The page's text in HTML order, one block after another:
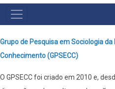
NAVEGAÇÃO
PRINCIPAL
Grupo de Pesquisa em Sociologia da
Conhecimento (GPSECC)
O GPSECC foi criado em 2010 e,